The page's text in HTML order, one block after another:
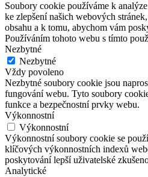
Soubory cookie používáme k
ke zlepšení našich webových
obsahu a k tomu, abychom vám
Používáním tohoto webu s tímto
Nezbytné
Nezbytné
Vždy povoleno
Nezbytné soubory cookie jsou
fungování webu. Tyto soubory
funkce a bezpečnostní prvky webu.
Výkonnostní
Výkonnostní
Výkonnostní soubory cookie se
klíčových výkonnostních indexů
poskytování lepší uživatelské
Analytické